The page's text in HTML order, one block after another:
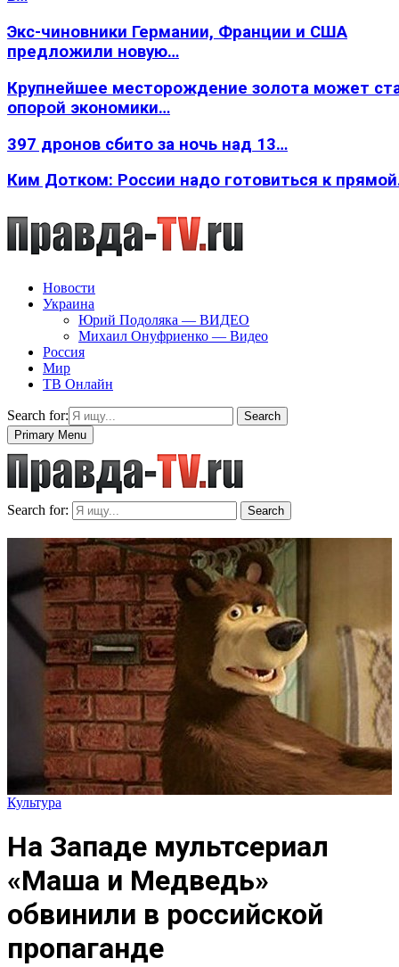
Экс-чиновники Германии, Франции и США
предложили новую…
Крупнейшее месторождение золота может
опорой экономики…
397 дронов сбито за ночь над 13…
Ким Дотком: России надо готовиться к
Новости
Украина
Юрий Подоляка — ВИДЕО
Михаил Онуфриенко — Видео
Россия
Мир
ТВ Онлайн
Search for:
Search
Primary Menu
Search for: Search
Культура
На Западе мультсериал
«Маша и Медведь»
обвинили в российской
пропаганде